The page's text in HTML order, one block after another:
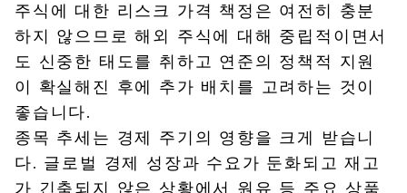
주식에 대한 리스크 가격 책정은 여전히 충분
하지 않으므로 해외 주식에 대해 중립적이면서
도 신중한 태도를 취하고 연준의 정책적 지원
이 확실해진 후에 추가 배치를 고려하는 것이
좋습니다.
종목 추세는 경제 주기의 영향을 크게 받습니
다. 글로벌 경제 성장과 수요가 둔화되고 재고
가 긴축되지 않은 상황에서 원유 등 주요 상품